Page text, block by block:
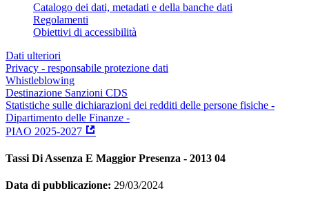
Catalogo dei dati, metadati e della banche dati
Regolamenti
Obiettivi di accessibilità
Dati ulteriori
Privacy - responsabile protezione dati
Whistleblowing
Destinazione Sanzioni CDS
Statistiche sulle dichiarazioni dei redditi delle persone fisiche -
Dipartimento delle Finanze -
PIAO 2025-2027
Tassi Di Assenza E Maggior Presenza - 2013 04
Data di pubblicazione: 29/03/2024